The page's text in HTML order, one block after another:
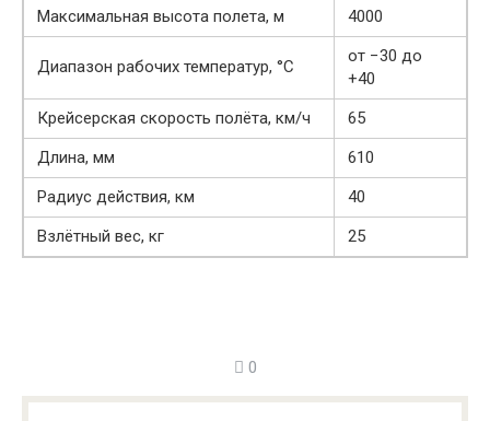
Максимальная высота полета, м
4000
Диапазон рабочих температур, °С
от −30 до
+40
Крейсерская скорость полёта, км/ч
65
Длина, мм
610
Радиус действия, км
40
Взлётный вес, кг
25
0